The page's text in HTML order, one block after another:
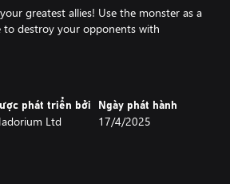
greatest allies! Use the monster as a
to destroy your opponents with
the question is can you make
breathing down your little gooey neck?
phát triển bởi
Ltd
Ngày phát hành
17/4/2025